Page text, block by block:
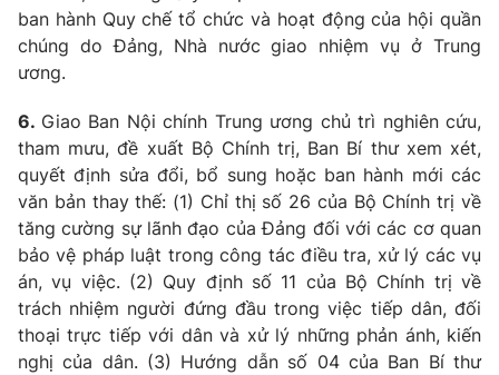
ban hành Quy chế tổ chức và hoạt động của hội quần
chúng do Đảng, Nhà nước giao nhiệm vụ ở Trung
ương.
6. Giao Ban Nội chính Trung ương chủ trì nghiên cứu,
tham mưu, đề xuất Bộ Chính trị, Ban Bí thư xem xét,
quyết định sửa đổi, bổ sung hoặc ban hành mới các
văn bản thay thế: (1) Chỉ thị số 26 của Bộ Chính trị về
tăng cường sự lãnh đạo của Đảng đối với các cơ quan
bảo vệ pháp luật trong công tác điều tra, xử lý các vụ
án, vụ việc. (2) Quy định số 11 của Bộ Chính trị về
trách nhiệm người đứng đầu trong việc tiếp dân, đối
thoại trực tiếp với dân và xử lý những phản ánh, kiến
nghị của dân. (3) Hướng dẫn số 04 của Ban Bí thư